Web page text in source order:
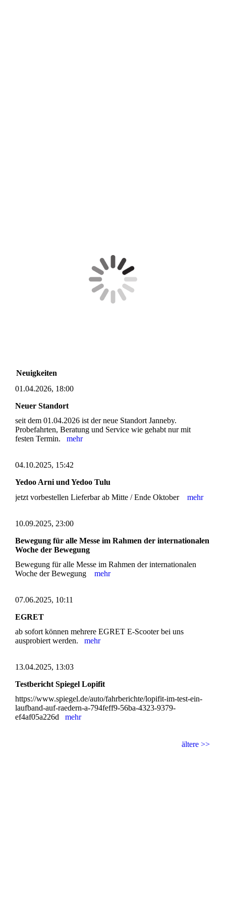
Neuigkeiten
01.04.2026, 18:00
Neuer Standort
seit dem 01.04.2026 ist der neue Standort Janneby.
Probefahrten, Beratung und Service wie gehabt nur mit
festen Termin. mehr
04.10.2025, 15:42
Yedoo Arni und Yedoo Tulu
jetzt vorbestellen Lieferbar ab Mitte / Ende Oktober mehr
10.09.2025, 23:00
Bewegung für alle Messe im Rahmen der internationalen
Woche der Bewegung
Bewegung für alle Messe im Rahmen der internationalen
Woche der Bewegung mehr
07.06.2025, 10:11
EGRET
ab sofort können mehrere EGRET E-Scooter bei uns
ausprobiert werden. mehr
13.04.2025, 13:03
Testbericht Spiegel Lopifit
https://www.spiegel.de/auto/fahrberichte/lopifit-im-test-ein-
laufband-auf-raedern-a-794feff9-56ba-4323-9379-
ef4af05a226d mehr
ältere >>